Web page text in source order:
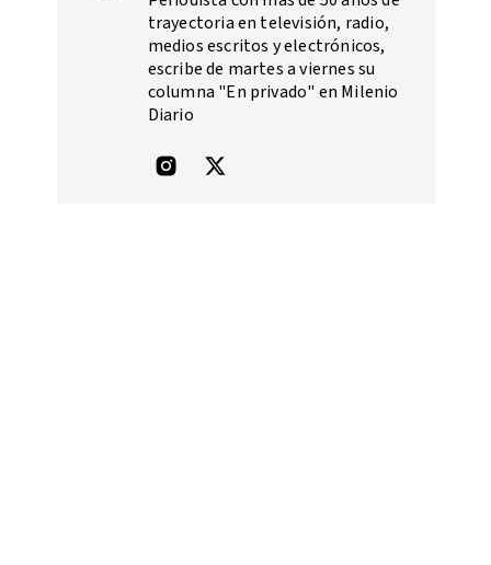
trayectoria en televisión, radio,
medios escritos y electrónicos,
escribe de martes a viernes su
columna "En privado" en Milenio
Diario